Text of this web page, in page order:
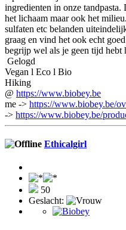
ingredienten in onze
het lichaam maar ook het
sulfaten etc belanden
graag en vind het ook echt
begrijp wel als je geen tijd hebt
Gelogd
Vegan l Eco l Bio
Hiking
@ https://www.biobey.be
me -> https://www.biobey.be/
-> https://www.biobey.be/
Ethicalgirl
50
Geslacht: